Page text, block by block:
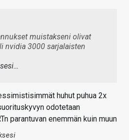
muistakseni olivat
nvidia 3000 sarjalaisten
huhut puhua 2x
odotetaan
parantuvan enemmän kuin muun